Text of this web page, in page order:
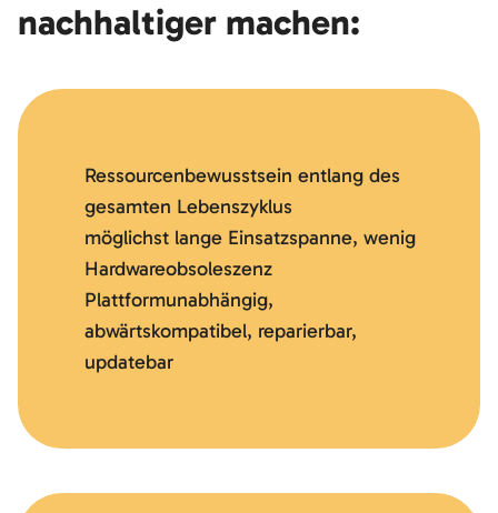
nachhaltiger machen:
Ressourcenbewusstsein entlang des
gesamten Lebenszyklus
möglichst lange Einsatzspanne, wenig
Hardwareobsoleszenz
Plattformunabhängig,
abwärtskompatibel, reparierbar,
updatebar